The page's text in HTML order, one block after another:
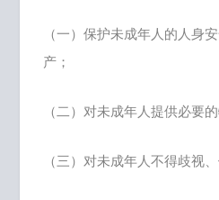
（一）保护未成年人的人身
产；
（二）对未成年人提供必要
（三）对未成年人不得歧视